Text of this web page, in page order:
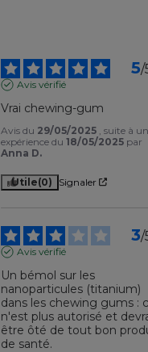
5/
Avis vérifié
Vrai chewing-gum
Avis du 29/05/2025 , suite à
expérience du18/05/2025 par
Anna D.
Utile(0) Signaler
3/
Avis vérifié
Un bémol sur les
nanoparticules (titanium)
dans les chewing gums :
n'est plus autorisé et
être ôté de tout bon
de santé.